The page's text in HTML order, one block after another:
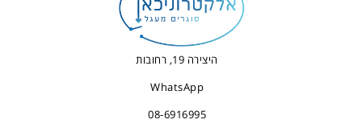
היצירה 19, רחובות
WhatsApp
08-6916995